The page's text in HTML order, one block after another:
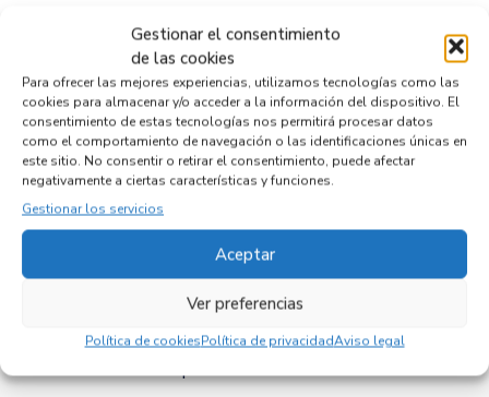
Gestionar el consentimiento
de las cookies
Para ofrecer las mejores experiencias, utilizamos tecnologías como las
cookies para almacenar y/o acceder a la información del dispositivo. El
consentimiento de estas tecnologías nos permitirá procesar datos
como el comportamiento de navegación o las identificaciones únicas en
este sitio. No consentir o retirar el consentimiento, puede afectar
negativamente a ciertas características y funciones.
Gestionar los servicios
Aceptar
Ver preferencias
Política de cookiesPolítica de privacidadAviso legal
Productos relacionados
SENSOR 0265019153
Recambios » OTROS...MODELOS
Referencia ID: 147069
Referencia OEM: 0265019153
32,95€